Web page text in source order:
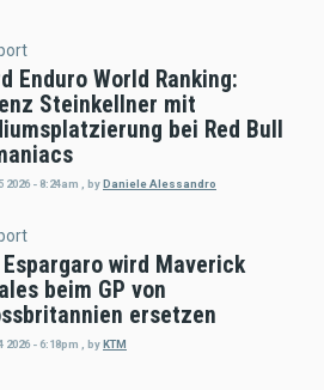
Enduro World Ranking:
Steinkellner mit
bei Red Bull
2026 - 8:24am , by Daniele Alessandro
Espargaro wird Maverick
beim GP von
ersetzen
2026 - 6:18pm byKTM